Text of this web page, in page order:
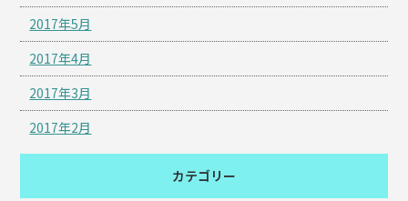
2017年5月
2017年4月
2017年3月
2017年2月
カテゴリー